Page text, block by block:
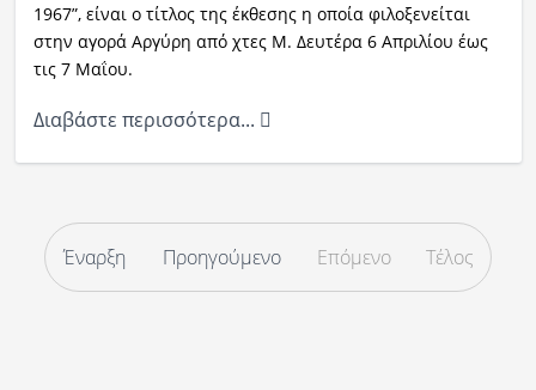
1967”, είναι ο τίτλος της έκθεσης η οποία φιλοξενείται
στην αγορά Αργύρη από χτες Μ. Δευτέρα 6 Απριλίου έως
τις 7 Μαΐου.
Διαβάστε περισσότερα...
Έναρξη Προηγούμενο Επόμενο Τέλος